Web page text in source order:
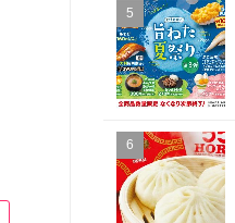
5
6